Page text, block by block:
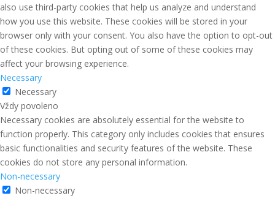
also use third-party cookies that help us analyze and understand
how you use this website. These cookies will be stored in your
browser only with your consent. You also have the option to opt-out
of these cookies. But opting out of some of these cookies may
affect your browsing experience.
Necessary
Necessary
Vždy povoleno
Necessary cookies are absolutely essential for the website to
function properly. This category only includes cookies that ensures
basic functionalities and security features of the website. These
cookies do not store any personal information.
Non-necessary
Non-necessary